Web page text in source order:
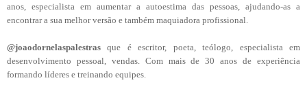
anos, especialista em aumentar a autoestima das pessoas, ajudando-as a
encontrar a sua melhor versão e também maquiadora profissional.
@joaodornelaspalestras que é escritor, poeta, teólogo, especialista em
desenvolvimento pessoal, vendas. Com mais de 30 anos de experiência
formando líderes e treinando equipes.